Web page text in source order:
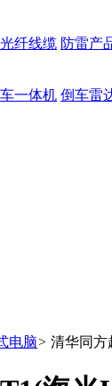
光纤线缆 防雷产
一体机 倒车雷
电脑> 清华同方